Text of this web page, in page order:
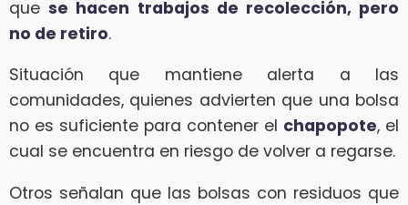
quese hacen trabajos de recolección, pero
no de retiro.
Situación que mantiene alerta a las
comunidades, quienes advierten que una bolsa
no es suficiente para contener el chapopote, el
cual se encuentra en riesgo de volver a regarse.
Otros señalan que las bolsas con residuos que